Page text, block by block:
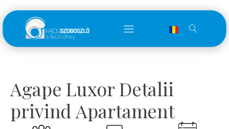
Agape Luxor Detalii
privind Apartament